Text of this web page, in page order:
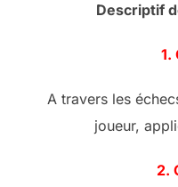
Descriptif
1.
A travers les
joueur,
2.